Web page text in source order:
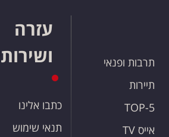
תרבות ופנאי
תיירות
TOP-5
אייס TV
עזרה
כתבו אלינו
תנאי שימוש